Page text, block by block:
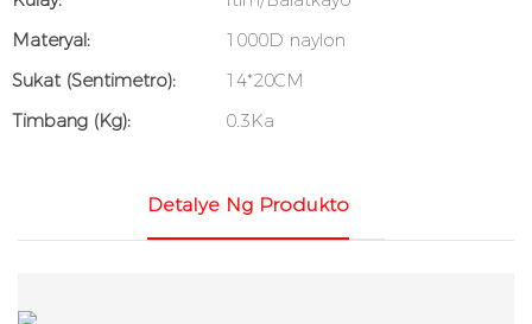
Materyal:
1000D naylon
Sukat (sentimetro):
14*20CM
Timbang (kg):
0.3Ka
Detalye Ng Produkto